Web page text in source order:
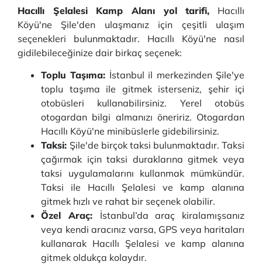
Hacıllı Şelalesi Kamp Alanı yol tarifi, Hacıllı
Köyü'ne Şile'den ulaşmanız için çeşitli ulaşım
seçenekleri bulunmaktadır. Hacıllı Köyü'ne nasıl
gidilebileceğinize dair birkaç seçenek:
Toplu Taşıma: İstanbul il merkezinden Şile'ye
toplu taşıma ile gitmek isterseniz, şehir içi
otobüsleri kullanabilirsiniz. Yerel otobüs
otogardan bilgi almanızı öneririz. Otogardan
Hacıllı Köyü'ne minibüslerle gidebilirsiniz.
Taksi: Şile'de birçok taksi bulunmaktadır. Taksi
çağırmak için taksi duraklarına gitmek veya
taksi uygulamalarını kullanmak mümkündür.
Taksi ile Hacıllı Şelalesi ve kamp alanına
gitmek hızlı ve rahat bir seçenek olabilir.
Özel Araç: İstanbul’da araç kiralamışsanız
veya kendi aracınız varsa, GPS veya haritaları
kullanarak Hacıllı Şelalesi ve kamp alanına
gitmek oldukça kolaydır.